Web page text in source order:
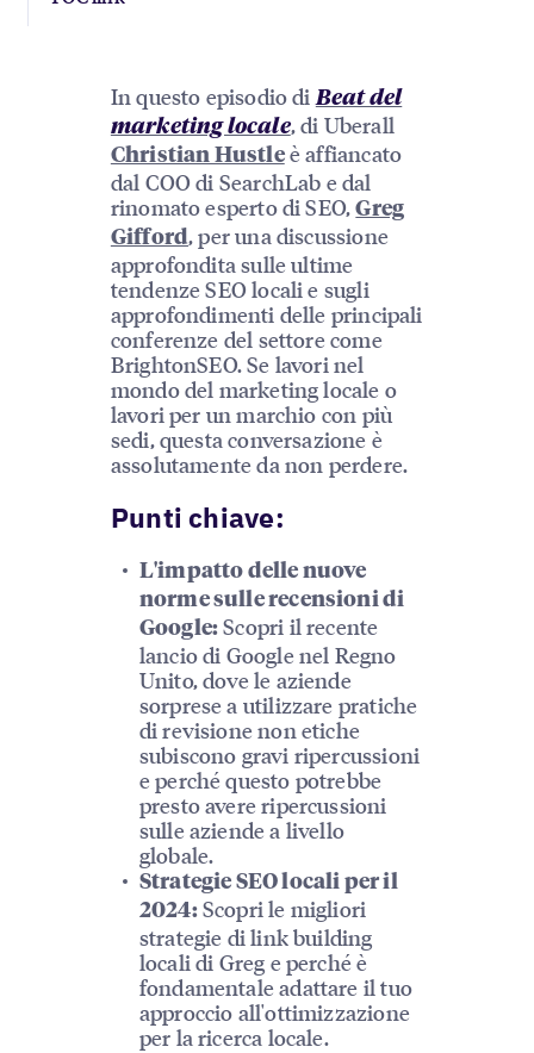
In questo episodio di Beat del
marketing locale, di Uberall
Christian Hustleè affiancato
dal COO di SearchLab e dal
rinomato esperto di SEO,Greg
Gifford, per una discussione
approfondita sulle ultime
tendenze SEO locali e sugli
approfondimenti delle principali
conferenze del settore come
BrightonSEO. Se lavori nel
mondo del marketing locale o
lavori per un marchio con più
sedi, questa conversazione è
assolutamente da non perdere.
Punti chiave:
L'impatto delle nuove
norme sulle recensioni di
Google: Scopri il recente
lancio di Google nel Regno
Unito, dove le aziende
sorprese a utilizzare pratiche
di revisione non etiche
subiscono gravi ripercussioni
e perché questo potrebbe
presto avere ripercussioni
sulle aziende a livello
globale.
Strategie SEO locali per il
2024:Scopri le migliori
strategie di link building
locali di Greg e perché è
fondamentale adattare il tuo
approccio all'ottimizzazione
per la ricerca locale.